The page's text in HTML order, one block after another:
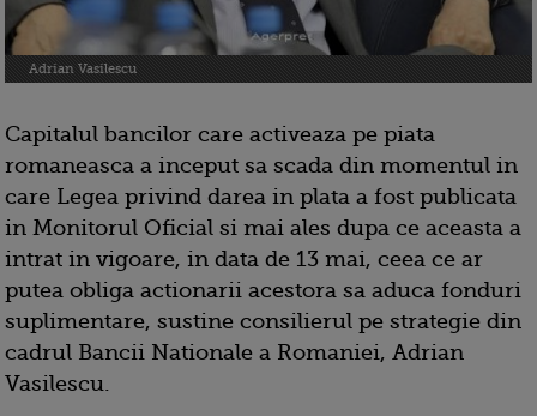
Adrian Vasilescu
Capitalul bancilor care activeaza pe piata
romaneasca a inceput sa scada din momentul in
care Legea privind darea in plata a fost publicata
in Monitorul Oficial si mai ales dupa ce aceasta a
intrat in vigoare, in data de 13 mai, ceea ce ar
putea obliga actionarii acestora sa aduca fonduri
suplimentare, sustine consilierul pe strategie din
cadrul Bancii Nationale a Romaniei, Adrian
Vasilescu.